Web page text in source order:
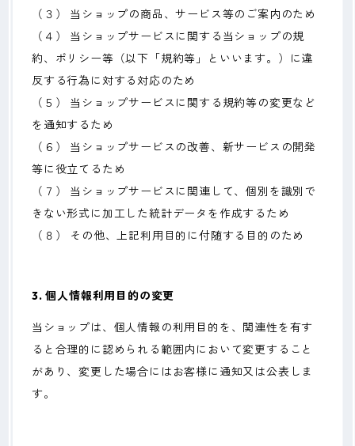
（３） 当ショップの商品、サービス等のご案内のため
（４） 当ショップサービスに関する当ショップの規
約、ポリシー等（以下「規約等」といいます。）に違
反する行為に対する対応のため
（５） 当ショップサービスに関する規約等の変更など
を通知するため
（６） 当ショップサービスの改善、新サービスの開発
等に役立てるため
（７） 当ショップサービスに関連して、個別を識別で
きない形式に加工した統計データを作成するため
（８） その他、上記利用目的に付随する目的のため
3. 個人情報利用目的の変更
当ショップは、個人情報の利用目的を、関連性を有す
ると合理的に認められる範囲内において変更すること
があり、変更した場合にはお客様に通知又は公表しま
す。